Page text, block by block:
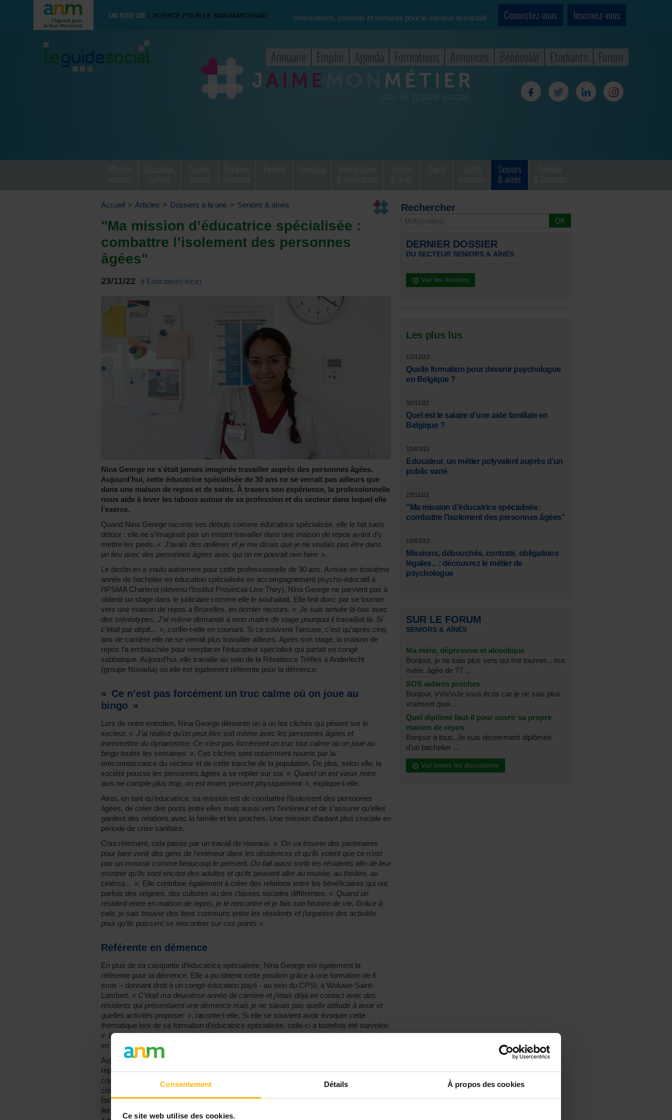
Consentement Détails À propos des cookies
Ce site web utilise des cookies.
UN SITE DE L'AGENCE POUR LE NON-MARCHAND Informations, conseils et services pour le secteur associatif Connectez-vous Inscrivez-vous
Annuaire Emploi Agenda Formations Annonces Bénévolat Etudiants Forum
Seniors
& aînés
Accueil > Articles > Dossiers à la une > Seniors & aînés
"Ma mission d’éducatrice spécialisée :
combattre l’isolement des personnes
âgées"
23/11/22 # Educateur(-trice)
Nina George ne s’était jamais imaginée travailler auprès des personnes âgées.
Aujourd’hui, cette éducatrice spécialisée de 30 ans ne se verrait pas ailleurs que
dans une maison de repos et de soins. À travers son expérience, la professionnelle
nous aide à lever les tabous autour de sa profession et du secteur dans lequel elle
l’exerce.
Quand Nina George raconte ses débuts comme éducatrice spécialisée, elle le fait sans
détour : elle ne s’imaginait pas un instant travailler dans une maison de repos avant d’y
mettre les pieds. « J’avais des œillères et je me disais que je ne voulais pas être dans
un lieu avec des personnes âgées avec qui on ne pouvait rien faire ».
Le destin en a voulu autrement pour cette professionnelle de 30 ans. Arrivée en troisième
année de bachelier en éducation spécialisée en accompagnement psycho-éducatif à
l’IPSMA Charleroi (devenu l’Institut Provincial Lise Thiry), Nina George ne parvient pas à
obtenir un stage dans le judiciaire comme elle le souhaitait. Elle finit donc par se tourner
vers une maison de repos à Bruxelles, en dernier recours. « Je suis arrivée là-bas avec
des stéréotypes. J’ai même demandé à mon maitre de stage pourquoi il travaillait là. Si
c’était par dépit... », confie-t-elle en souriant. Si ce souvenir l’amuse, c’est qu’après cinq
ans de carrière elle ne se verrait plus travailler ailleurs. Après son stage, la maison de
repos l’a embauchée pour remplacer l’éducateur spécialisé qui partait en congé
sabbatique. Aujourd’hui, elle travaille au sein de la Résidence Trèfles à Anderlecht
(groupe Novadia) où elle est également référente pour la démence.
« Ce n’est pas forcément un truc calme où on joue au
bingo »
Lors de notre entretien, Nina George démonte un à un les clichés qui pèsent sur le
secteur. « J’ai réalisé qu’on peut être soit même avec les personnes âgées et
transmettre du dynamisme. Ce n’est pas forcément un truc tout calme où on joue au
bingo toutes les semaines ». Ces clichés sont notamment nourris par la
méconnaissance du secteur et de cette tranche de la population. De plus, selon elle, la
société pousse les personnes âgées à se replier sur soi. « Quand on est vieux notre
avis ne compte plus trop, on est moins présent physiquement », explique-t-elle.
Ainsi, en tant qu’éducatrice, sa mission est de combattre l’isolement des personnes
âgées, de créer des ponts entre elles mais aussi vers l’extérieur et de s’assurer qu’elles
gardent des relations avec la famille et les proches. Une mission d’autant plus cruciale en
période de crise sanitaire.
Concrètement, cela passe par un travail de réseaux. « On va trouver des partenaires
pour faire venir des gens de l’extérieur dans les résidences et qu’ils voient que ce n’est
pas un mouroir comme beaucoup le pensent. On fait aussi sortir les résidents afin de leur
montrer qu’ils sont encore des adultes et qu’ils peuvent aller au musée, au théâtre, au
cinéma... ». Elle contribue également à créer des relations entre les bénéficiaires qui ont
parfois des origines, des cultures ou des classes sociales différentes. « Quand un
résident entre en maison de repos, je le rencontre et je fais son histoire de vie. Grâce à
cela, je sais trouver des liens communs entre les résidents et j’organise des activités
pour qu’ils puissent se rencontrer sur ces points ».
Référente en démence
En plus de sa casquette d’éducatrice spécialisée, Nina George est également la
référente pour la démence. Elle a pu obtenir cette position grâce à une formation de 6
mois – donnant droit à un congé-éducation payé - au sein du CPSI, à Woluwe-Saint-
Lambert. « C’était ma deuxième année de carrière et j’étais déjà en contact avec des
résidents qui présentaient une démence mais je ne savais pas quelle attitude à avoir et
quelles activités proposer », raconte-t-elle. Si elle se souvient avoir évoquer cette
thématique lors de sa formation d’éducatrice spécialisée, celle-ci a toutefois été survolée.
« Le métier d’éducateur touche tellement de secteurs qu’on ne sait jamais tous les voir
en profondeur », explique-t-elle.
Aujourd’hui, Nina George est la responsable des deux unités protégées de la maison de
repos dans laquelle elle travaille et qui accueillent des personnes souffrant de troubles
cognitifs (maladie d’Alzheimer, Parkinson...). Là aussi, l’éducatrice a pour mission de
créer des ponts à travers des activités au sein de la résidence mais aussi avec la
famille :« Je leur explique la maladie, je dédramatise. Parfois, les proches ont perdu le
lien à cause de la démence alors je vais les aider à rencontrer leur parent. Cela peut être
Rechercher
DERNIER DOSSIER
DU SECTEUR SENIORS & AÎNÉS
Voir les dossiers
Les plus lus
12/12/22
Quelle formation pour devenir psychologue
en Belgique ?
30/11/22
Quel est le salaire d'une aide familiale en
Belgique ?
10/03/22
Educateur, un métier polyvalent auprès d’un
public varié
23/11/22
"Ma mission d’éducatrice spécialisée :
combattre l’isolement des personnes âgées"
18/03/22
Missions, débouchés, contrats, obligations
légales... : découvrez le métier de
psychologue
SUR LE FORUM
SENIORS & AÎNÉS
Ma mère, dépressive et alcoolique
Bonjour, je ne sais plus vers qui me tourner... ma
mère, âgée de 77 ...
SOS aidants proches
Bonjour, \r\n\r\nJe vous écris car je ne sais plus
vraiment quoi ...
Quel diplôme faut-il pour ouvrir sa propre
maison de repos
Bonjour à tous, Je suis récemment diplômée
d'un bachelier ...
Voir toutes les discussions